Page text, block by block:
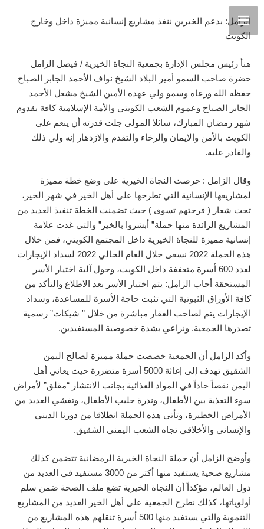
الزامل: بدعم الخيرين ننفذ مشاريع إنسانية مميزة داخل وخارج
الكويت
هنأ رئيس مجلس الإدارة بجمعية النجاة الخيرية / فيصل الزامل –
حضرة صاحب السمو أمير البلاد الشيخ نواف الأحمد الجابر الصباح
حفظه الله ورعاه وسمو ولي عهده الأمين الشيخ مشعل الأحمد
الجابر الصباح وعموم الشعب الكويتي والأمة الإسلامية كافة بقدوم
شهر رمضان المبارك، سائلا المولى جلت قدرته أن ينعم على
الكويت بالأمن والإيمان والرخاء والتقدم والازدهار إنه ولي ذلك
والقادر عليه.
وقال الزامل : حرصت النجاة الخيرية على وضع خطة مميزة
لمشاريعها الإنسانية التي تطرحها على أهل الخير في شهر الخير،
تحت شعار ( فرحتهم تسوى ) حيث تضمنت الخطة تنفيذ العديد من
المشاريع الرائدة منها حملة” أبشروا بالخير” والتي غدت علامة
إنسانية مميزة للنجاة الخيرية داخل المجتمع الكويتي، فمن خلال
هذه الحملة 2022 نسعى خلال العام الحالي 2022 لسداد الإيجارات
لعدد 600 أسرة متعففة داخل الكويت، وحول آلية اختيار الأسر
المستحقة أجاب الزامل: يتم اختيار الأسر بعد الاطلاع والتأكد من
كافة الأوراق الثبوتية التي تثبت حاجة الأسرة للمساعدة، وسداد
الإيجارات يتم لصاحب العقار مباشرة من خلال ” شيكات” رسمية
تصدرها الجمعية. ونراعي بشدة خصوصية المستفيدين.
وأكد الزامل أن الجمعية خصصت حملة مميزة لصالح اليمن
الشقيق تهدف إلى إغاثة 5000 أسرة متضررة حيث يعاني أهل
اليمن نقصاً حاداً في المواد الغذائية بجانب الانتشار “مقلق” لأمراض
سوء التغذية بين الأطفال، وندرة حليب الأطفال، وتفشي العديد من
الأمراض الخطيرة، وتأتي هذه الحملة انطلاقا من دورنا الديني
والإنساني والأخلاقي تجاه الشعب اليمني الشقيق.
وأوضح الزامل أن حملة النجاة الخيرية الرمضانية تتضمن كذلك
مشاريع صحية يستفيد منها أكثر من 3000 مستفيد في العديد من
دول العالم، مؤكداً أن النجاة الخيرية تضع ملف الصحة ضمن سلم
أولوياتها، كذلك نطرح الجمعية على أهل الخير العديد من المشاريع
التنموية والتي يستفيد منها 500 أسرة تنقلهم هذه المشاريع من